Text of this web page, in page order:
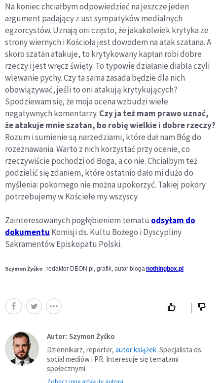
Na koniec chciałbym odpowiedzieć na jeszcze jeden
argument padający z ust sympatyków medialnych
egzorcystów. Uznają oni często, że jakakolwiek krytyka ze
strony wiernych i Kościoła jest dowodem na atak szatana. A
skoro szatan atakuje, to krytykowany kapłan robi dobre
rzeczy i jest wręcz święty. To typowie działanie diabła czyli
wlewanie pychy. Czy ta sama zasada będzie dla nich
obowiązywać, jeśli to oni atakują krytykujących?
Spodziewam się, że moja ocena wzbudzi wiele
negatywnych komentarzy. Czy ja też mam prawo uznać,
że atakuje mnie szatan, bo robię wielkie i dobre rzeczy?
Rozum i sumienie są narzedziami, które dał nam Bóg do
rozeznawania. Warto z nich korzystać przy ocenie, co
rzeczywiście pochodzi od Boga, a co nie. Chciałbym też
podzielić się zdaniem, które ostatnio dało mi dużo do
myślenia: pokornego nie można upokorzyć. Takiej pokory
potrzebujemy w Kościele my wszyscy.
Zainteresowanych pogłębieniem tematu odsyłam do
dokumentu Komisji ds. Kultu Bożego i Dyscypliny
Sakramentów Episkopatu Polski.
Szymon Żyśko-redaktor DEON.pl, grafik, autor bloga nothingbox.pl
Autor: Szymon Żyśko
Dziennikarz, reporter, autor książek. Specjalista ds.
social mediów i PR. Interesuje się tematami
społecznymi.